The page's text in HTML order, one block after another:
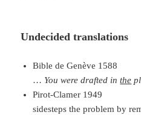
Undecided translations
Bible de Genève 1588
… You were drafted inthe
Pirot-Clamer 1949
sidesteps the problem by